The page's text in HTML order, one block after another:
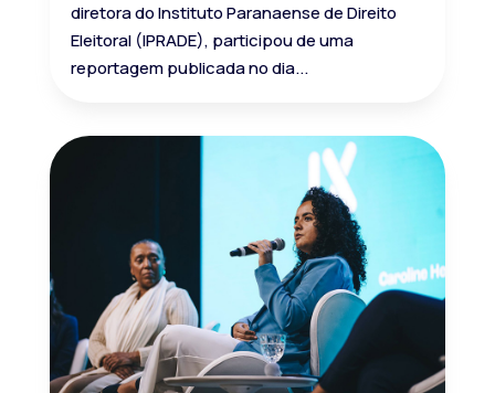
diretora do Instituto Paranaense de Direito
Eleitoral (IPRADE), participou de uma
reportagem publicada no dia...